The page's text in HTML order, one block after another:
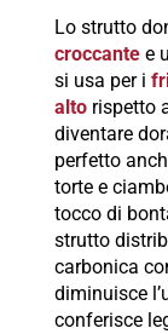
Lo strutto
croccantee
si usa per i
altorispetto
diventare
perfetto
torte e
tocco di
strutto
carbonica
diminuisce
conferisce